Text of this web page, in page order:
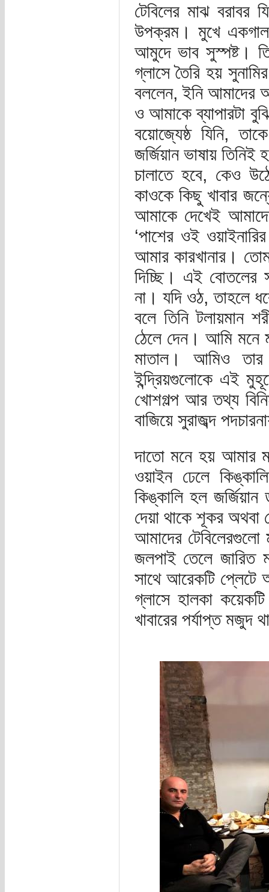
টেবিলের মাঝ বরাবর
উপক্রম। মুখে একগাল
আমুদে ভাব সুস্পষ্ট।
গ্লাসে তৈরি হয়
বললেন, ইনি আমাদের
ও আমাকে ব্যাপারটা
বয়োজ্যেষ্ঠ যিনি,
জর্জিয়ান ভাষায়
চালাতে হবে, কেও
কাওকে কিছু খাবার
আমাকে দেখেই
‘পাশের ওই
আমার কারখানার।
দিচ্ছি। এই বোতলের
না। যদি ওঠ, তাহলে
বলে তিনি টলায়মান
ঠেলে দেন। আমি মনে
মাতাল। আমিও
ইন্দ্রিয়গুলোকে এই
খোশগল্প আর তথ্য
বাজিয়ে সুরাজব্দ
দাতো মনে হয় আমার
ওয়াইন ঢেলে
কিঙ্কালি হল
দেয়া থাকে শূকর
আমাদের
জলপাই তেলে
সাথে আরেকটি
গ্লাসে হালকা
খাবারের পর্যাপ্ত